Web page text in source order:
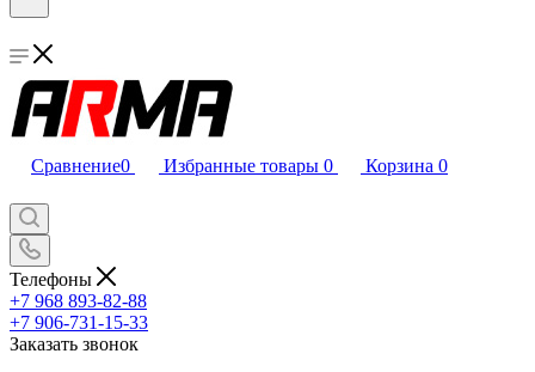
Сравнение0 Избранные товары 0 Корзина 0
Телефоны
+7 968 893-82-88
+7 906-731-15-33
Заказать звонок